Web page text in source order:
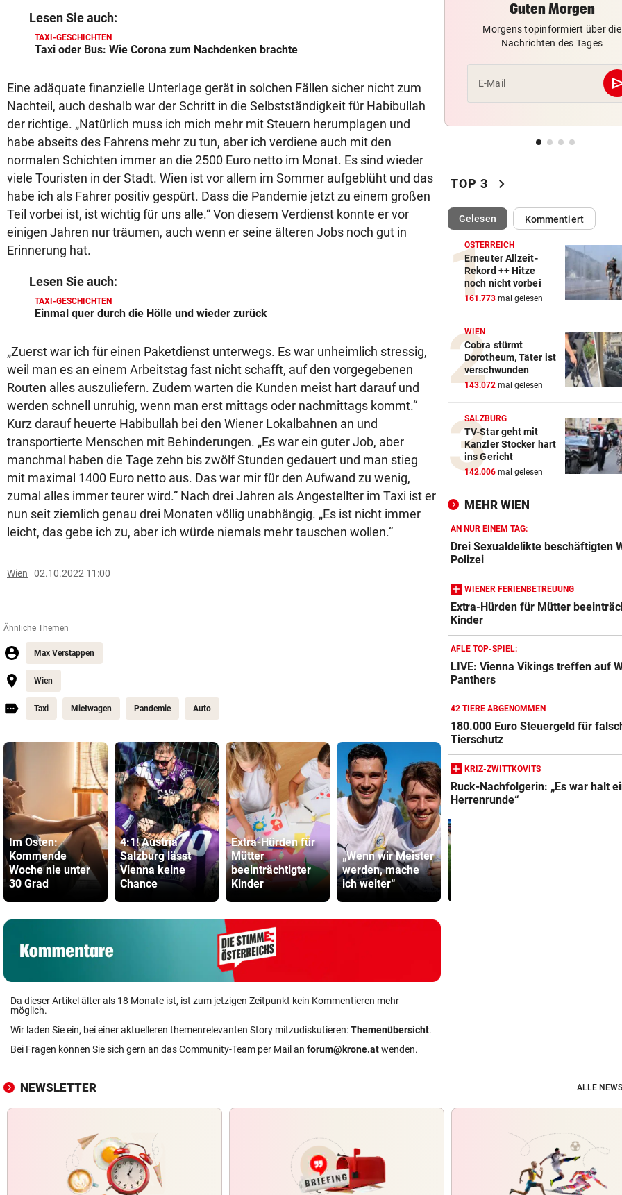
Lesen Sie auch:
TAXI-GESCHICHTEN
Taxi oder Bus: Wie Corona zum Nachdenken brachte
Eine adäquate finanzielle Unterlage gerät in solchen Fällen sicher nicht zum
Nachteil, auch deshalb war der Schritt in die Selbstständigkeit für Habibullah
der richtige. „Natürlich muss ich mich mehr mit Steuern herumplagen und
habe abseits des Fahrens mehr zu tun, aber ich verdiene auch mit den
normalen Schichten immer an die 2500 Euro netto im Monat. Es sind wieder
viele Touristen in der Stadt. Wien ist vor allem im Sommer aufgeblüht und das
habe ich als Fahrer positiv gespürt. Dass die Pandemie jetzt zu einem großen
Teil vorbei ist, ist wichtig für uns alle.“ Von diesem Verdienst konnte er vor
einigen Jahren nur träumen, auch wenn er seine älteren Jobs noch gut in
Erinnerung hat.
Lesen Sie auch:
TAXI-GESCHICHTEN
Einmal quer durch die Hölle und wieder zurück
„Zuerst war ich für einen Paketdienst unterwegs. Es war unheimlich stressig,
weil man es an einem Arbeitstag fast nicht schafft, auf den vorgegebenen
Routen alles auszuliefern. Zudem warten die Kunden meist hart darauf und
werden schnell unruhig, wenn man erst mittags oder nachmittags kommt.“
Kurz darauf heuerte Habibullah bei den Wiener Lokalbahnen an und
transportierte Menschen mit Behinderungen. „Es war ein guter Job, aber
manchmal haben die Tage zehn bis zwölf Stunden gedauert und man stieg
mit maximal 1400 Euro netto aus. Das war mir für den Aufwand zu wenig,
zumal alles immer teurer wird.“ Nach drei Jahren als Angestellter im Taxi ist er
nun seit ziemlich genau drei Monaten völlig unabhängig. „Es ist nicht immer
leicht, das gebe ich zu, aber ich würde niemals mehr tauschen wollen.“
Wien 02.10.2022 11:00
Ähnliche Themen
Max Verstappen
Wien
Taxi Mietwagen Pandemie Auto
Im Osten:
Kommende
Woche nie unter
30 Grad
4:1! Austria
Salzburg lässt
Vienna keine
Chance
Extra-Hürden für
Mütter
beeinträchtigter
Kinder
„Wenn wir Meister
werden, mache
ich weiter“
Da dieser Artikel älter als 18 Monate ist, ist zum jetzigen Zeitpunkt kein Kommentieren mehr
möglich.
Wir laden Sie ein, bei einer aktuelleren themenrelevanten Story mitzudiskutieren:Themenübersicht.
Bei Fragen können Sie sich gern an das Community-Team per Mail an forum@krone.atwenden.
RED BULL SALZBURG
Schwere Verletzung trübt
über zweiten Sieg
vor
War dieser Unterhaus-
wirklich notwendig?
einen Titel“
Guten Morgen
Morgens topinformiert über die
Nachrichten des Tages
E-Mail
TOP 3 chevron_right
Gelesen(ausgewählt)Kommentiert
ÖSTERREICH
Erneuter Allzeit-
Rekord ++ Hitze
noch nicht vorbei
161.773 mal gelesen
WIEN
Cobra stürmt
Dorotheum, Täter ist
verschwunden
143.072 mal gelesen
SALZBURG
TV-Star geht mit
Kanzler Stocker hart
ins Gericht
142.006 mal gelesen
MEHR WIEN
AN NUR EINEM TAG:
Drei Sexualdelikte beschäftigten
Polizei
WIENER FERIENBETREUUNG
Extra-Hürden für Mütter
Kinder
AFLE TOP-SPIEL:
LIVE: Vienna Vikings treffen auf
Panthers
42 TIERE ABGENOMMEN
180.000 Euro Steuergeld für
Tierschutz
KRIZ-ZWITTKOVITS
Ruck-Nachfolgerin: „Es war halt
Herrenrunde“
NEWSLETTER ALLE